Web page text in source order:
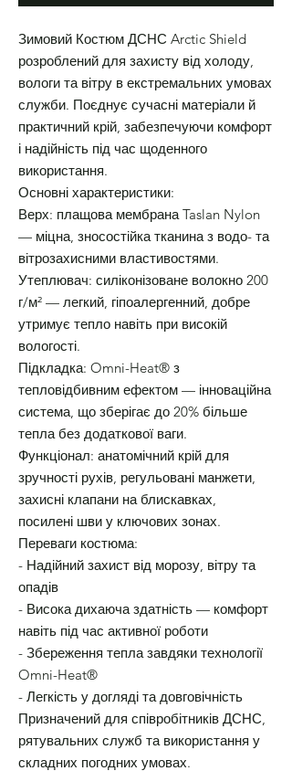
Зимовий Костюм ДСНС Arctic Shield
розроблений для захисту від холоду,
вологи та вітру в екстремальних умовах
служби. Поєднує сучасні матеріали й
практичний крій, забезпечуючи комфорт
і надійність під час щоденного
використання.
Основні характеристики:
Верх: плащова мембрана Taslan Nylon
— міцна, зносостійка тканина з водо- та
вітрозахисними властивостями.
Утеплювач: силіконізоване волокно 200
г/м² — легкий, гіпоалергенний, добре
утримує тепло навіть при високій
вологості.
Підкладка: Omni-Heat® з
тепловідбивним ефектом — інноваційна
система, що зберігає до 20% більше
тепла без додаткової ваги.
Функціонал: анатомічний крій для
зручності рухів, регульовані манжети,
захисні клапани на блискавках,
посилені шви у ключових зонах.
Переваги костюма:
- Надійний захист від морозу, вітру та
опадів
- Висока дихаюча здатність — комфорт
навіть під час активної роботи
- Збереження тепла завдяки технології
Omni-Heat®
- Легкість у догляді та довговічність
Призначений для співробітників ДСНС,
рятувальних служб та використання у
складних погодних умовах.